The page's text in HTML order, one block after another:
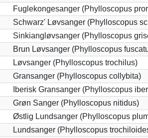
Fuglekongesanger (Phylloscopus
Schwarz' Løvsanger (Phylloscopus
Sinkiangløvsanger (Phylloscopus
Brun Løvsanger (Phylloscopus
Løvsanger (Phylloscopus trochilus)
Gransanger (Phylloscopus collybita)
Iberisk Gransanger (Phylloscopus
Grøn Sanger (Phylloscopus nitidus)
Østlig Lundsanger (Phylloscopus
Lundsanger (Phylloscopus